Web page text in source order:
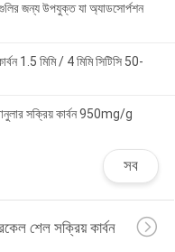
জন্য উপযুক্ত যা অ্যাডসোর্পশন
1.5 মিমি / 4 মিমি সিটিসি 50-
সক্রিয় কার্বন 950mg/g
সব
শেল সক্রিয় কার্বন